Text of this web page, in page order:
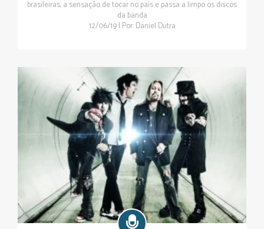
brasileiras, a sensação de tocar no país e passa a limpo os discos
da banda
12/06/19 | Por: Daniel Dutra